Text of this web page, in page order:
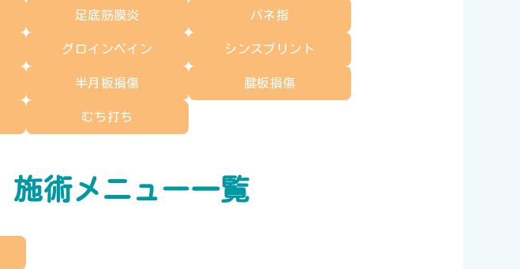
足底筋膜炎 バネ指
グロインペイン シンスプリント
半月板損傷 腱板損傷
むち打ち
施術メニュー一覧